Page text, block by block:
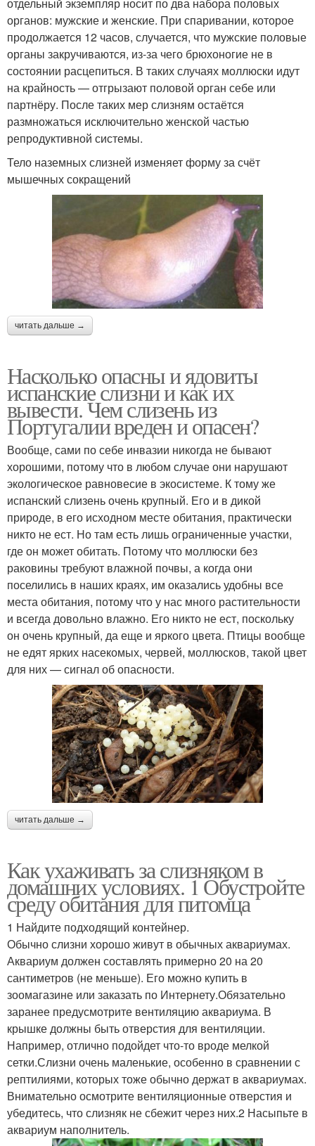
органов: мужские и женские. При спаривании, которое
продолжается 12 часов, случается, что мужские половые
органы закручиваются, из-за чего брюхоногие не в
состоянии расцепиться. В таких случаях моллюски идут
на крайность — отгрызают половой орган себе или
партнёру. После таких мер слизням остаётся
размножаться исключительно женской частью
репродуктивной системы.
Тело наземных слизней изменяет форму за счёт
мышечных сокращений
читать дальше →
Насколько опасны и ядовиты
испанские слизни и как их
вывести. Чем слизень из
Португалии вреден и опасен?
Вообще, сами по себе инвазии никогда не бывают
хорошими, потому что в любом случае они нарушают
экологическое равновесие в экосистеме. К тому же
испанский слизень очень крупный. Его и в дикой
природе, в его исходном месте обитания, практически
никто не ест. Но там есть лишь ограниченные участки,
где он может обитать. Потому что моллюски без
раковины требуют влажной почвы, а когда они
поселились в наших краях, им оказались удобны все
места обитания, потому что у нас много растительности
и всегда довольно влажно. Его никто не ест, поскольку
он очень крупный, да еще и яркого цвета. Птицы вообще
не едят ярких насекомых, червей, моллюсков, такой цвет
для них — сигнал об опасности.
читать дальше →
Как ухаживать за слизняком в
домашних условиях. 1 Обустройте
среду обитания для питомца
1 Найдите подходящий контейнер.
Обычно слизни хорошо живут в обычных аквариумах.
Аквариум должен составлять примерно 20 на 20
сантиметров (не меньше). Его можно купить в
зоомагазине или заказать по Интернету.Обязательно
заранее предусмотрите вентиляцию аквариума. В
крышке должны быть отверстия для вентиляции.
Например, отлично подойдет что-то вроде мелкой
сетки.Слизни очень маленькие, особенно в сравнении с
рептилиями, которых тоже обычно держат в аквариумах.
Внимательно осмотрите вентиляционные отверстия и
убедитесь, что слизняк не сбежит через них.2 Насыпьте в
аквариум наполнитель.